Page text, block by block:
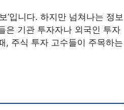
’입니다. 하지만 넘쳐나는 정보
은 기관 투자자나 외국인 투자
, 주식 투자 고수들이 주목하는